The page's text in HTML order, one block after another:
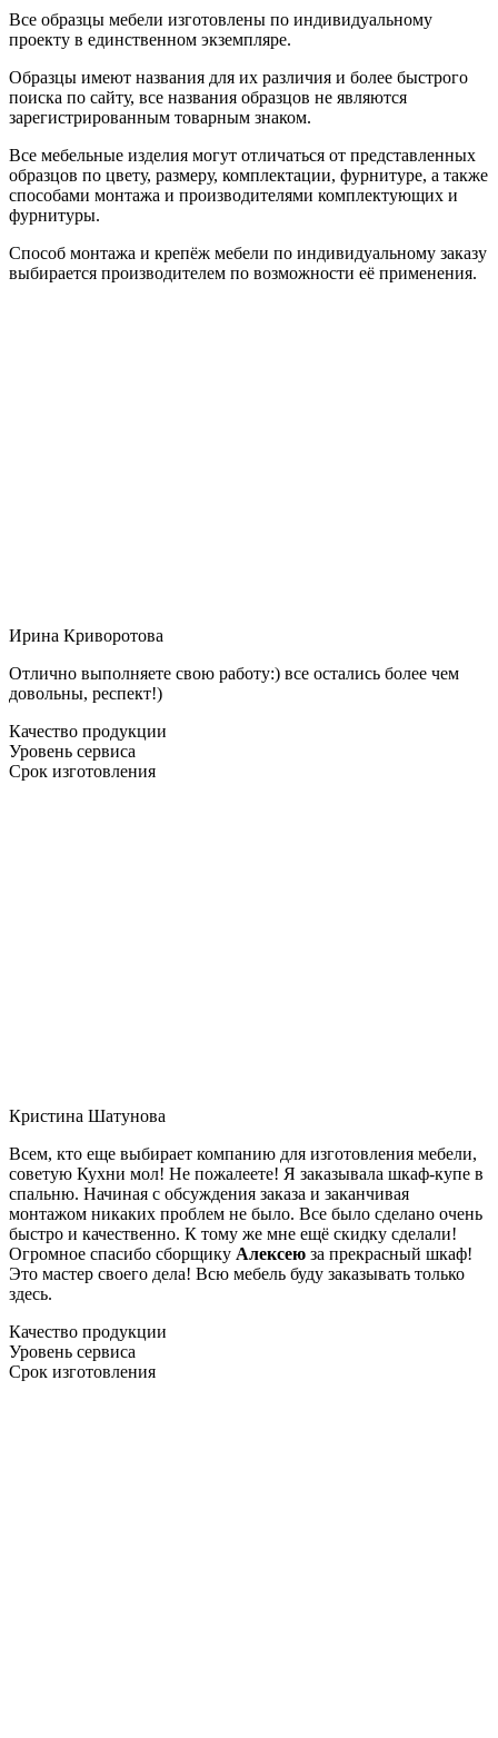
Все образцы мебели изготовлены по индивидуальному
проекту в единственном экземпляре.
Образцы имеют названия для их различия и более быстрого
поиска по сайту, все названия образцов не являются
зарегистрированным товарным знаком.
Все мебельные изделия могут отличаться от представленных
образцов по цвету, размеру, комплектации, фурнитуре, а также
способами монтажа и производителями комплектующих и
фурнитуры.
Способ монтажа и крепёж мебели по индивидуальному заказу
выбирается производителем по возможности её применения.
Ирина Криворотова
Отлично выполняете свою работу:) все остались более чем
довольны, респект!)
Качество продукции
Уровень сервиса
Срок изготовления
Кристина Шатунова
Всем, кто еще выбирает компанию для изготовления мебели,
советую Кухни мол! Не пожалеете! Я заказывала шкаф-купе в
спальню. Начиная с обсуждения заказа и заканчивая
монтажом никаких проблем не было. Все было сделано очень
быстро и качественно. К тому же мне ещё скидку сделали!
Огромное спасибо сборщику Алексею за прекрасный шкаф!
Это мастер своего дела! Всю мебель буду заказывать только
здесь.
Качество продукции
Уровень сервиса
Срок изготовления